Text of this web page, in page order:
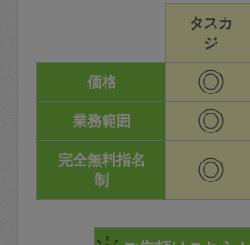
タスカ
ジ
価格
◎
業務範囲 ◎
完全無料指名
制
◎